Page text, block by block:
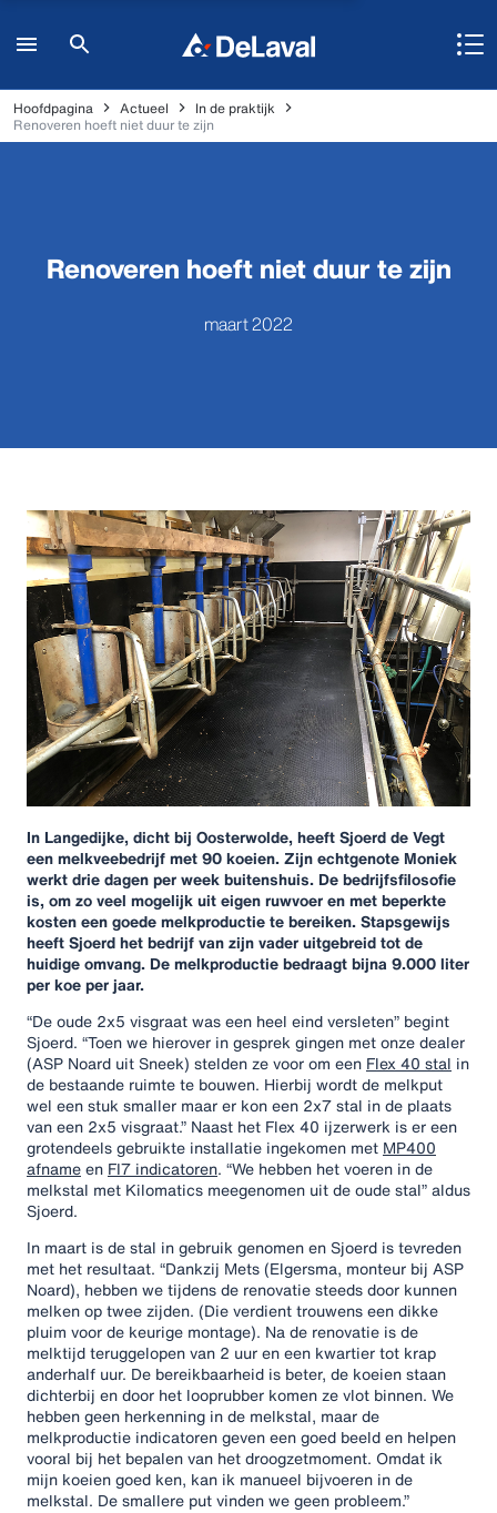
Hoofdpagina Actueel
In de praktijk
Renoveren hoeft niet duur te zijn
Renoveren hoeft niet duur te zijn
maart 2022
In Langedijke, dicht bij Oosterwolde, heeft Sjoerd de Vegt
een melkveebedrijf met 90 koeien. Zijn echtgenote Moniek
werkt drie dagen per week buitenshuis. De bedrijfsfilosofie
is, om zo veel mogelijk uit eigen ruwvoer en met beperkte
kosten een goede melkproductie te bereiken. Stapsgewijs
heeft Sjoerd het bedrijf van zijn vader uitgebreid tot de
huidige omvang. De melkproductie bedraagt bijna 9.000 liter
per koe per jaar.
“De oude 2x5 visgraat was een heel eind versleten” begint
Sjoerd. “Toen we hierover in gesprek gingen met onze dealer
(ASP Noard uit Sneek) stelden ze voor om een Flex 40 stal in
de bestaande ruimte te bouwen. Hierbij wordt de melkput
wel een stuk smaller maar er kon een 2x7 stal in de plaats
van een 2x5 visgraat.” Naast het Flex 40 ijzerwerk is er een
grotendeels gebruikte installatie ingekomen met MP400
afnameen FI7 indicatoren. “We hebben het voeren in de
melkstal met Kilomatics meegenomen uit de oude stal” aldus
Sjoerd.
In maart is de stal in gebruik genomen en Sjoerd is tevreden
met het resultaat. “Dankzij Mets (Elgersma, monteur bij ASP
Noard), hebben we tijdens de renovatie steeds door kunnen
melken op twee zijden. (Die verdient trouwens een dikke
pluim voor de keurige montage). Na de renovatie is de
melktijd teruggelopen van 2 uur en een kwartier tot krap
anderhalf uur. De bereikbaarheid is beter, de koeien staan
dichterbij en door het looprubber komen ze vlot binnen. We
hebben geen herkenning in de melkstal, maar de
melkproductie indicatoren geven een goed beeld en helpen
vooral bij het bepalen van het droogzetmoment. Omdat ik
mijn koeien goed ken, kan ik manueel bijvoeren in de
melkstal. De smallere put vinden we geen probleem.”